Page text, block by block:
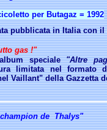
per Butagaz = 1992
pubblicata in Italia con
gas !"
speciale "Altre
limitata nel formato
Vaillant" della Gazzetta
de Thalys"